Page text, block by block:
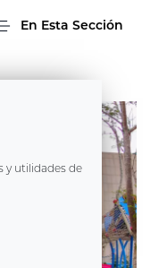
En Esta Sección
y utilidades de